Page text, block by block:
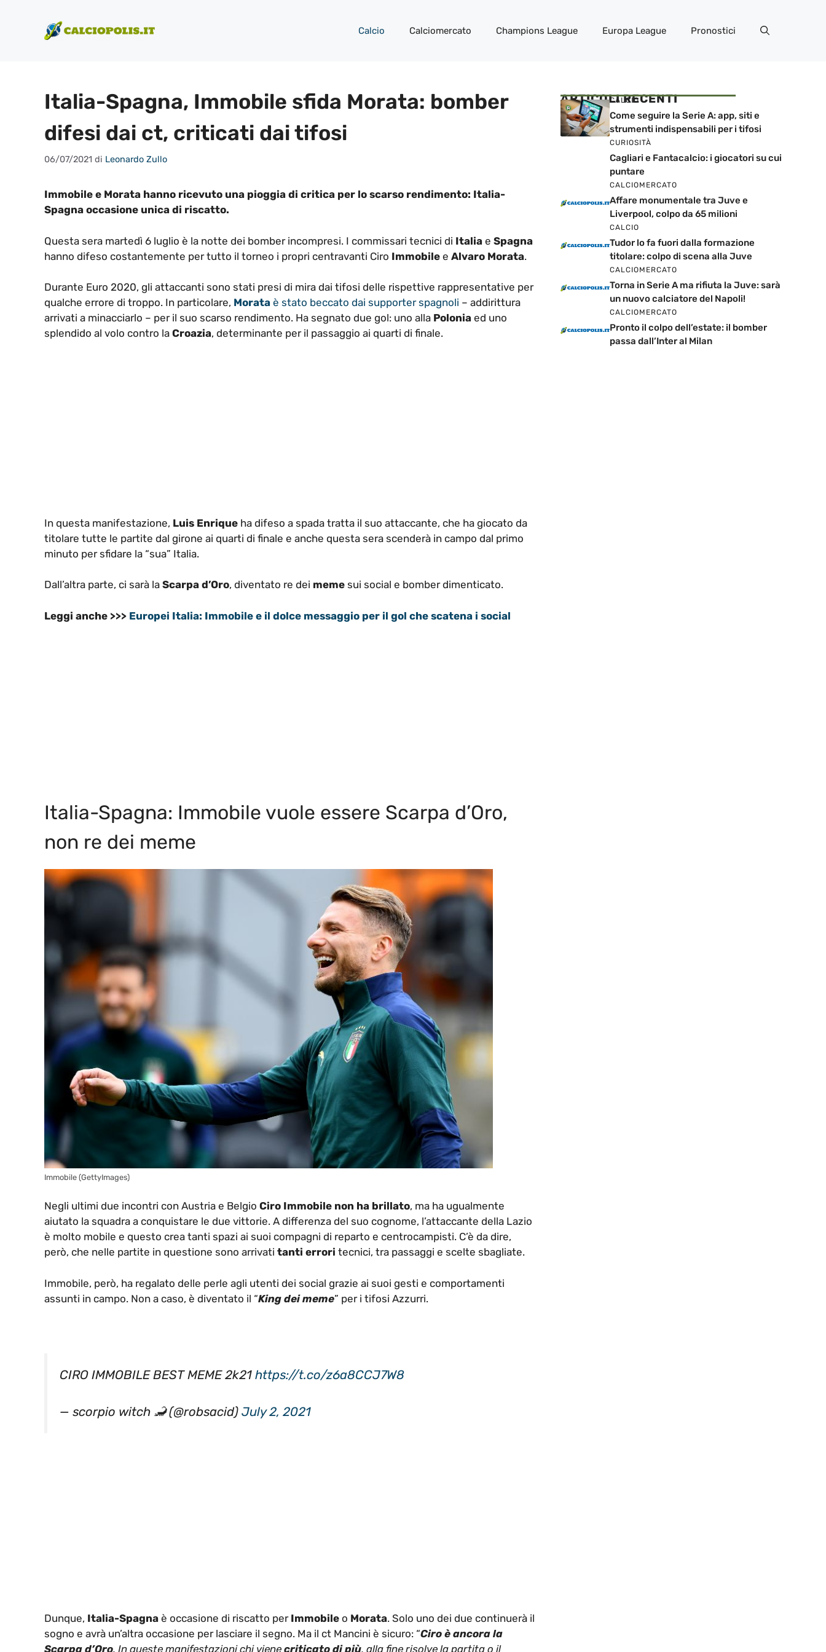
contenuto
Calcio Calciomercato Champions League Europa League Pronostici
Italia-Spagna, Immobile sfida Morata: bomber
difesi dai ct, criticati dai tifosi
06/07/2021 di Leonardo Zullo
Immobile e Morata hanno ricevuto una pioggia di critica per lo scarso rendimento: Italia-
Spagna occasione unica di riscatto.
Questa sera martedì 6 luglio è la notte dei bomber incompresi. I commissari tecnici di Italia e Spagna
hanno difeso costantemente per tutto il torneo i propri centravanti Ciro Immobile e Alvaro Morata.
Durante Euro 2020, gli attaccanti sono stati presi di mira dai tifosi delle rispettive rappresentative per
qualche errore di troppo. In particolare, Morata è stato beccato dai supporter spagnoli – addirittura
arrivati a minacciarlo – per il suo scarso rendimento. Ha segnato due gol: uno alla Polonia ed uno
splendido al volo contro la Croazia, determinante per il passaggio ai quarti di finale.
In questa manifestazione, Luis Enrique ha difeso a spada tratta il suo attaccante, che ha giocato da
titolare tutte le partite dal girone ai quarti di finale e anche questa sera scenderà in campo dal primo
minuto per sfidare la “sua” Italia.
Dall’altra parte, ci sarà la Scarpa d’Oro, diventato re dei meme sui social e bomber dimenticato.
Leggi anche >>> Europei Italia: Immobile e il dolce messaggio per il gol che scatena i social
Italia-Spagna: Immobile vuole essere Scarpa d’Oro,
non re dei meme
Immobile (GettyImages)
Negli ultimi due incontri con Austria e Belgio Ciro Immobile non ha brillato, ma ha ugualmente
aiutato la squadra a conquistare le due vittorie. A differenza del suo cognome, l’attaccante della Lazio
è molto mobile e questo crea tanti spazi ai suoi compagni di reparto e centrocampisti. C’è da dire,
però, che nelle partite in questione sono arrivati tanti errori tecnici, tra passaggi e scelte sbagliate.
Immobile, però, ha regalato delle perle agli utenti dei social grazie ai suoi gesti e comportamenti
assunti in campo. Non a caso, è diventato il “King dei meme” per i tifosi Azzurri.
CIRO IMMOBILE BEST MEME 2k21 https://t.co/z6a8CCJ7W8
— scorpio witch 🦂 (@robsacid) July 2, 2021
Dunque, Italia-Spagna è occasione di riscatto per Immobile o Morata. Solo uno dei due continuerà il
sogno e avrà un’altra occasione per lasciare il segno. Ma il ct Mancini è sicuro: “Ciro è ancora la
Scarpa d’Oro. In queste manifestazioni chi viene criticato di più, alla fine risolve la partita o il
ARTICOLI RECENTI
CALCIO
Come seguire la Serie A: app, siti e
strumenti indispensabili per i tifosi
CURIOSITÀ
Cagliari e Fantacalcio: i giocatori su cui
puntare
CALCIOMERCATO
Affare monumentale tra Juve e
Liverpool, colpo da 65 milioni
CALCIO
Tudor lo fa fuori dalla formazione
titolare: colpo di scena alla Juve
CALCIOMERCATO
Torna in Serie A ma rifiuta la Juve: sarà
un nuovo calciatore del Napoli!
CALCIOMERCATO
Pronto il colpo dell’estate: il bomber
passa dall’Inter al Milan